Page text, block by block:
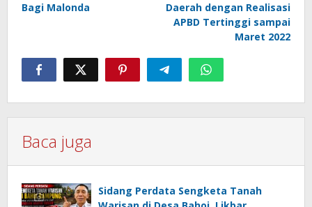
Bagi Malonda
Daerah dengan Realisasi
APBD Tertinggi sampai
Maret 2022
Baca juga
Sidang Perdata Sengketa Tanah